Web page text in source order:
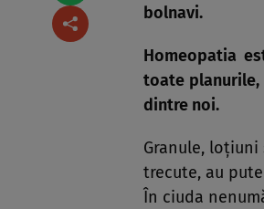
bolnavi.
Homeopatia
toate
dintre noi.
Granule,
trecute, au
În ciuda